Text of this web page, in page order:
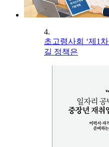
4.
초고령사회 ‘제1
길 정책은